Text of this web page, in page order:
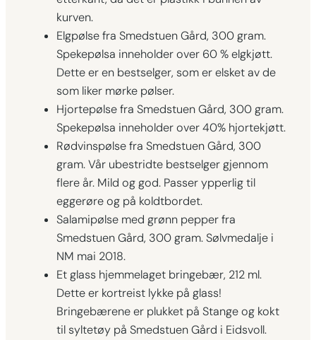
kurven.
Elgpølse fra Smedstuen Gård, 300 gram.
Spekepølsa inneholder over 60 % elgkjøtt.
Dette er en bestselger, som er elsket av de
som liker mørke pølser.
Hjortepølse fra Smedstuen Gård, 300 gram.
Spekepølsa inneholder over 40% hjortekjøtt.
Rødvinspølse fra Smedstuen Gård, 300
gram. Vår ubestridte bestselger gjennom
flere år. Mild og god. Passer ypperlig til
eggerøre og på koldtbordet.
Salamipølse med grønn pepper fra
Smedstuen Gård, 300 gram. Sølvmedalje i
NM mai 2018.
Et glass hjemmelaget bringebær, 212 ml.
Dette er kortreist lykke på glass!
Bringebærene er plukket på Stange og kokt
til syltetøy på Smedstuen Gård i Eidsvoll.